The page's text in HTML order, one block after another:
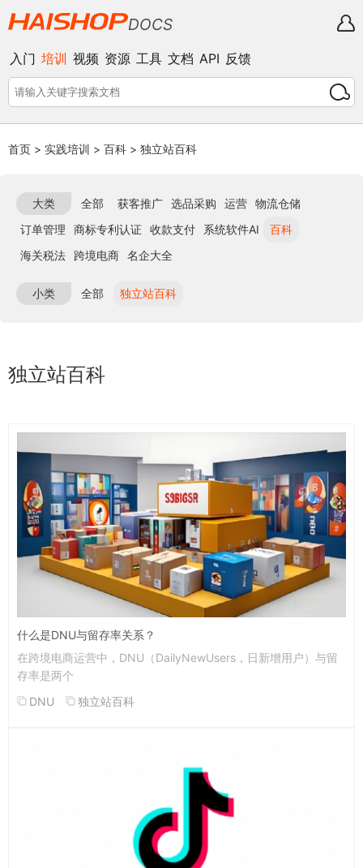
DOCS
入门 培训 视频 资源 工具 文档 API 反馈
首页 > 实践培训 > 百科 > 独立站百科
大类 全部 获客推广 选品采购 运营 物流仓储
订单管理
商标专利认证 收款支付 系统软件AI
百科
海关税法 跨境电商 名企大全
小类 全部 独立站百科
独立站百科
什么是DNU与留存率关系？
在跨境电商运营中，DNU（DailyNewUsers，日新增用户）与留
存率是两个
DNU
独立站百科